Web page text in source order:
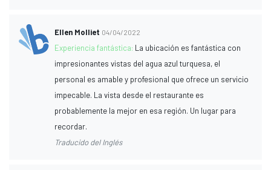
Ellen Molliet 04/04/2022
Experiencia fantástica: La ubicación es fantástica con
impresionantes vistas del agua azul turquesa, el
personal es amable y profesional que ofrece un servicio
impecable. La vista desde el restaurante es
probablemente la mejor en esa región. Un lugar para
recordar.
Traducido del Inglés